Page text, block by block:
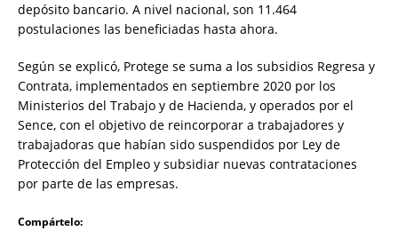
depósito bancario. A nivel nacional, son 11.464
postulaciones las beneficiadas hasta ahora.
Según se explicó, Protege se suma a los subsidios Regresa y
Contrata, implementados en septiembre 2020 por los
Ministerios del Trabajo y de Hacienda, y operados por el
Sence, con el objetivo de reincorporar a trabajadores y
trabajadoras que habían sido suspendidos por Ley de
Protección del Empleo y subsidiar nuevas contrataciones
por parte de las empresas.
Compártelo: